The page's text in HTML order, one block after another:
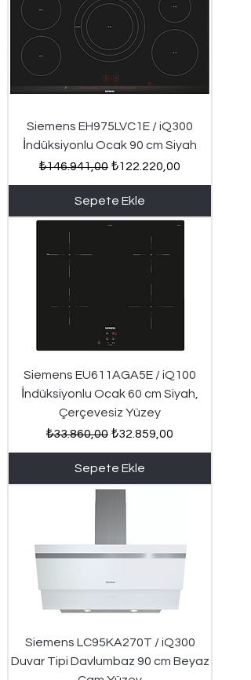
Siemens EH975LVC1E / iQ300
İndüksiyonlu Ocak 90 cm Siyah
Normal Fiyat
₺146.941,00 İndirimli Fiyat
₺122.220,00
Sepete Ekle
Siemens EU611AGA5E / iQ100
İndüksiyonlu Ocak 60 cm Siyah,
Çerçevesiz Yüzey
Normal Fiyat
₺33.860,00 İndirimli Fiyat
₺32.859,00
Sepete Ekle
Siemens LC95KA270T / iQ300
Duvar Tipi Davlumbaz 90 cm Beyaz